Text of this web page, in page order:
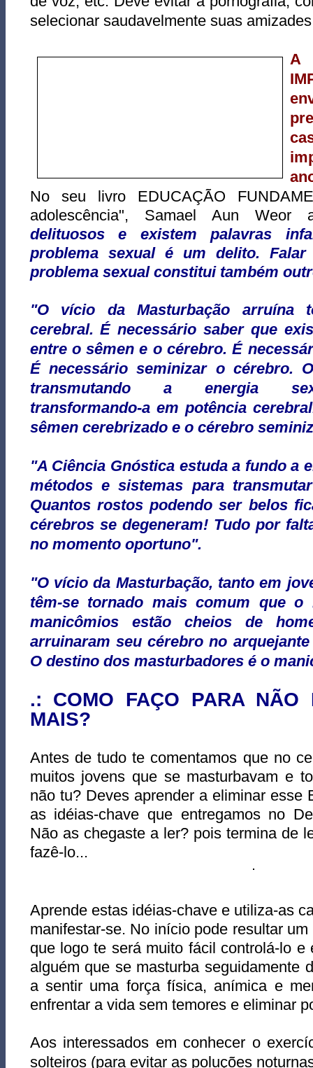
selecionar saudavelmente suas
A
No seu livro EDUCAÇÃO
adolescência", Samael Aun Weor
delituosos e existem palavras
problema sexual é um delito. Falar
problema sexual constitui também
"O vício da Masturbação arruína
cerebral. É necessário saber que
entre o sêmen e o cérebro. É
É necessário seminizar o cérebro.
transmutando a energia
transformando-a em potência
sêmen cerebrizado e o cérebro
"A Ciência Gnóstica estuda a fundo a
métodos e sistemas para
Quantos rostos podendo ser belos
cérebros se degeneram! Tudo por
no momento oportuno".
"O vício da Masturbação, tanto em
têm-se tornado mais comum que o
manicômios estão cheios de
arruinaram seu cérebro no
O destino dos masturbadores é o
.: COMO FAÇO PARA NÃO
MAIS?
Antes de tudo te comentamos que no
muitos jovens que se masturbavam e
não tu? Deves aprender a eliminar esse
as idéias-chave que entregamos no
Não as chegaste a ler? pois termina de
fazê-lo...
Aprende estas idéias-chave e utiliza-as
manifestar-se. No início pode resultar
que logo te será muito fácil controlá-lo
alguém que se masturba seguidamente
a sentir uma força física, anímica e
enfrentar a vida sem temores e eliminar
Aos interessados em conhecer o
solteiros (para evitar as poluções